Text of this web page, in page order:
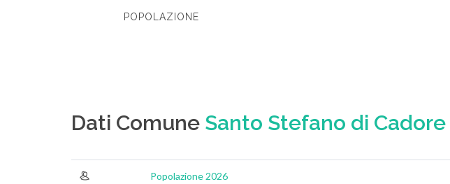
POPOLAZIONE
Dati Comune Santo Stefano di Cadore
Popolazione 2026